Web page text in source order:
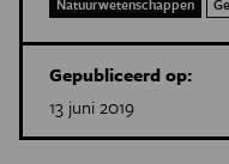
Gepubliceerd op:
13 juni 2019